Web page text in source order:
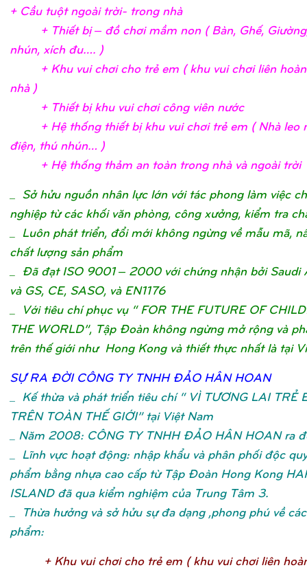
+ Cầu tuột ngoài trời- trong nhà
+ Thiết bị– đồchơi mầm non ( Bàn, Ghế, Giườ
nhún, xích đu…. )
+ Khu vui chơi cho trẻem ( khu vui chơi liên
nhà )
+ Thiết bịkhu vui chơi công viên nước
+ Hệthống thiết bịkhu vui chơi trẻem ( Nhà leo
điện, thú nhún… )
+ Hệthống thảm an toàn trong nhà và ngoài trời
Sở hửu nguồn nhân lực lớn với tác phong làm việc
nghiệp từ các khối văn phòng, công xưởng, kiểm tra
_ Luôn phát triển, đổi mới không ngừng về mẫu mã,
chất lượng sản phẩm
_ Đã đạt ISO 9001 – 2000 với chứng nhận bởi Saudi
và GS, CE, SASO, và EN1176
_ Với tiêu chí phục vụ “ FOR THE FUTURE OF
THE WORLD”, Tập Đoàn không ngừng mở rộng và
trên thế giới như Hong Kong và thiết thực nhất là tại
SỰRA ĐỜI CÔNG TY TNHH ĐẢO HÂN HOAN
Kế thừa và phát triển tiêu chí “ VÌ TƯƠNG LAI TRẺ
TRÊN TOÀN THẾ GIỚI” tại Việt Nam
_ Năm 2008: CÔNG TY TNHH ĐẢO HÂN HOAN ra
_ Lĩnh vực hoạt động: nhập khẩu và phân phối độc
phẩm bằng nhựa cao cấp từ Tập Đoàn Hong Kong
ISLAND đã qua kiểm nghiệm của Trung Tâm 3.
_ Thừa hưởng và sở hửu sự đa dạng ,phong phú về
phẩm:
+ Khu vui chơi cho trẻem ( khu vui chơi liên